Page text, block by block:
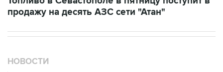
08 августа, 15:52
Число сбитых дронов увеличилось до 19